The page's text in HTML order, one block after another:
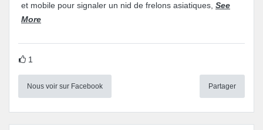
et mobile pour signaler un nid de frelons asiatiques, See
More
1
Nous voir sur Facebook Partager